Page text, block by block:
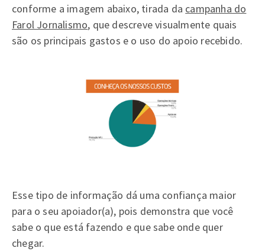
conforme a imagem abaixo, tirada da campanha do
Farol Jornalismo, que descreve visualmente quais
são os principais gastos e o uso do apoio recebido.
Esse tipo de informação dá uma confiança maior
para o seu apoiador(a), pois demonstra que você
sabe o que está fazendo e que sabe onde quer
chegar.